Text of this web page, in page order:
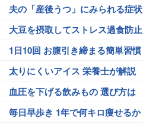
夫の「産後うつ」にみられる症状
大豆を摂取してストレス過食防止
1日10回 お腹引き締まる簡単習慣
太りにくいアイス 栄養士が解説
血圧を下げる飲みもの 選び方は
毎日早歩き 1年で何キロ痩せるか